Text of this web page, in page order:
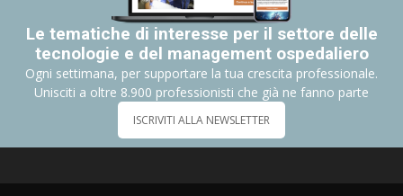
Le tematiche di interesse per il settore delle
tecnologie e del management ospedaliero
Ogni settimana, per supportare la tua crescita professionale.
Unisciti a oltre 8.900 professionisti che già ne fanno parte
ISCRIVITI ALLA NEWSLETTER